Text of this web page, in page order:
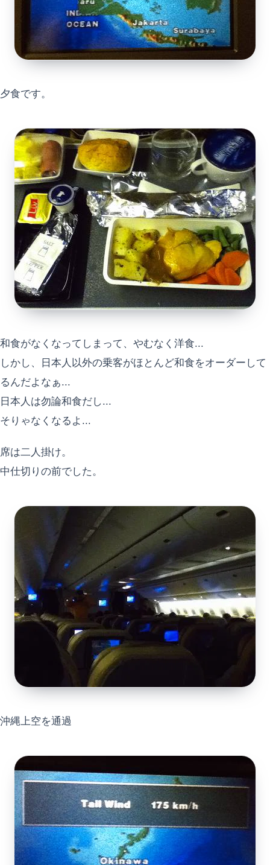
夕食です。
和食がなくなってしまって、やむなく洋食...
しかし、日本人以外の乗客がほとんど和食をオーダーして
るんだよなぁ...
日本人は勿論和食だし...
そりゃなくなるよ...
席は二人掛け。
中仕切りの前でした。
沖縄上空を通過